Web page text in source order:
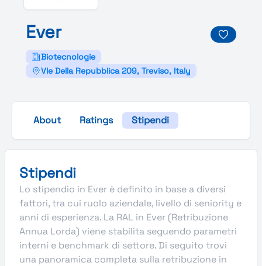
Ever
Biotecnologie
Vle Della Repubblica 209, Treviso, Italy
About Ratings Stipendi
Stipendi
Lo stipendio in Ever è definito in base a diversi
fattori, tra cui ruolo aziendale, livello di seniority e
anni di esperienza. La RAL in Ever (Retribuzione
Annua Lorda) viene stabilita seguendo parametri
interni e benchmark di settore. Di seguito trovi
una panoramica completa sulla retribuzione in